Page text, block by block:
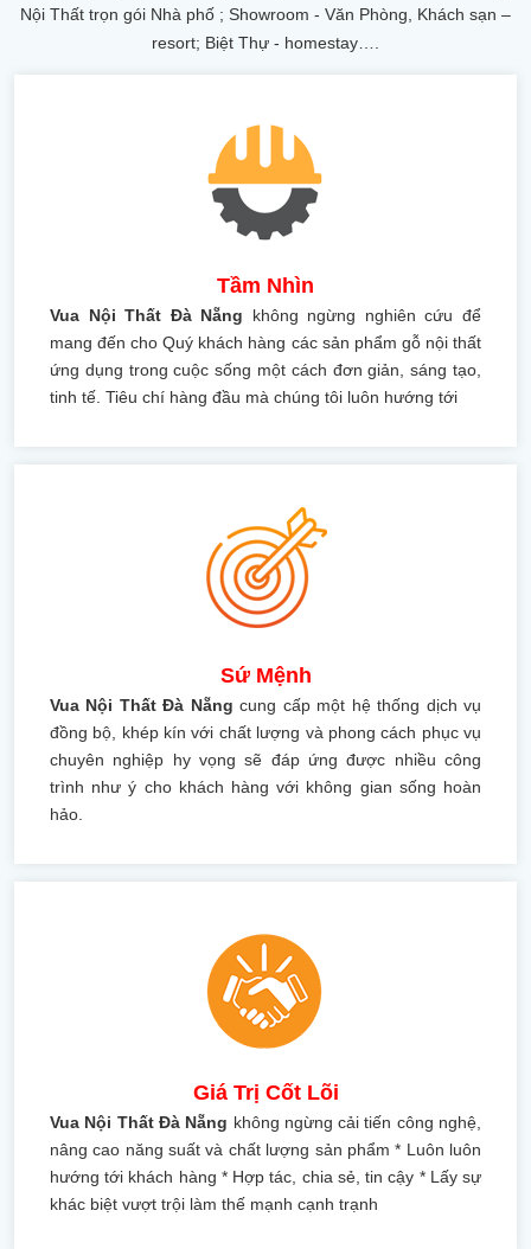
Nội Thất trọn gói Nhà phố ; Showroom - Văn Phòng, Khách sạn –
resort; Biệt Thự - homestay….
Tầm Nhìn
Vua Nội Thất Đà Nẵng không ngừng nghiên cứu để
mang đến cho Quý khách hàng các sản phẩm gỗ nội thất
ứng dụng trong cuộc sống một cách đơn giản, sáng tạo,
tinh tế. Tiêu chí hàng đầu mà chúng tôi luôn hướng tới
Sứ Mệnh
Vua Nội Thất Đà Nẵng cung cấp một hệ thống dịch vụ
đồng bộ, khép kín với chất lượng và phong cách phục vụ
chuyên nghiệp hy vọng sẽ đáp ứng được nhiều công
trình như ý cho khách hàng với không gian sống hoàn
hảo.
Giá Trị Cốt Lõi
Vua Nội Thất Đà Nẵng không ngừng cải tiến công nghệ,
nâng cao năng suất và chất lượng sản phẩm * Luôn luôn
hướng tới khách hàng * Hợp tác, chia sẻ, tin cậy * Lấy sự
khác biệt vượt trội làm thế mạnh cạnh trạnh